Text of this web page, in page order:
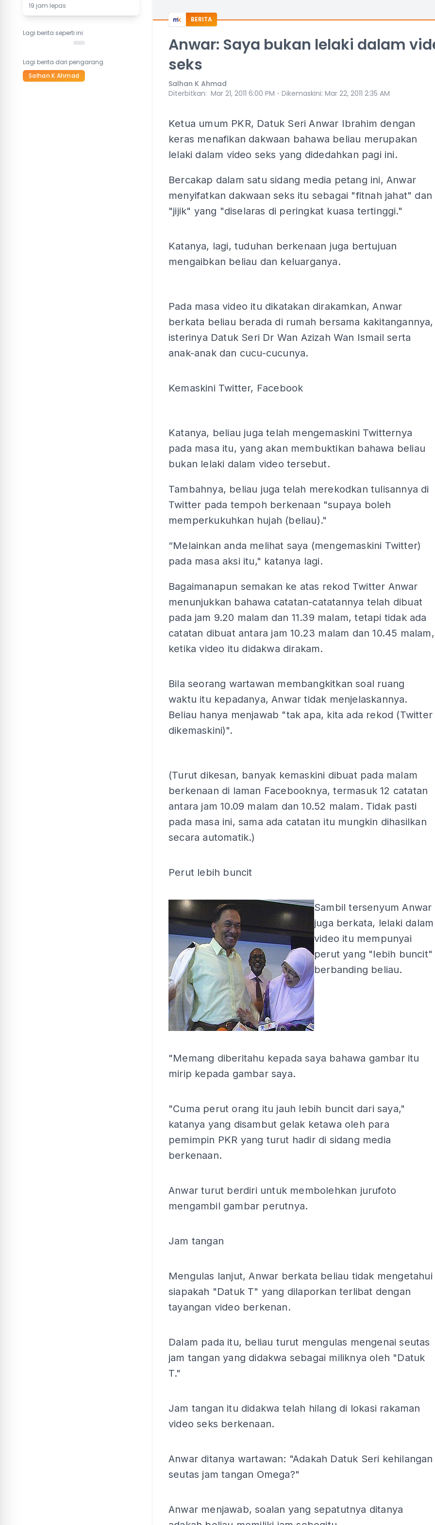
19 jam lepas
Lagi berita seperti ini
Lagi berita dari pengarang
Salhan K Ahmad
BERITA
Anwar: Saya bukan lelaki dalam
seks
Salhan K Ahmad
Diterbitkan: Mar 21, 2011 6:00 PM ⋅ Dikemaskini: Mar 22, 2011 2:35 AM
Ketua umum PKR, Datuk Seri Anwar Ibrahim dengan
keras menafikan dakwaan bahawa beliau merupakan
lelaki dalam video seks yang didedahkan pagi ini.
Bercakap dalam satu sidang media petang ini, Anwar
menyifatkan dakwaan seks itu sebagai "fitnah jahat" dan
"jijik" yang "diselaras di peringkat kuasa tertinggi."
Katanya, lagi, tuduhan berkenaan juga bertujuan
mengaibkan beliau dan keluarganya.
Pada masa video itu dikatakan dirakamkan, Anwar
berkata beliau berada di rumah bersama kakitangannya,
isterinya Datuk Seri Dr Wan Azizah Wan Ismail serta
anak-anak dan cucu-cucunya.
Kemaskini Twitter, Facebook
Katanya, beliau juga telah mengemaskini Twitternya
pada masa itu, yang akan membuktikan bahawa beliau
bukan lelaki dalam video tersebut.
Tambahnya, beliau juga telah merekodkan tulisannya di
Twitter pada tempoh berkenaan "supaya boleh
memperkukuhkan hujah (beliau)."
“Melainkan anda melihat saya (mengemaskini Twitter)
pada masa aksi itu," katanya lagi.
Bagaimanapun semakan ke atas rekod Twitter Anwar
menunjukkan bahawa catatan-catatannya telah dibuat
pada jam 9.20 malam dan 11.39 malam, tetapi tidak ada
catatan dibuat antara jam 10.23 malam dan 10.45 malam,
ketika video itu didakwa dirakam.
Bila seorang wartawan membangkitkan soal ruang
waktu itu kepadanya, Anwar tidak menjelaskannya.
Beliau hanya menjawab "tak apa, kita ada rekod (Twitter
dikemaskini)".
(Turut dikesan, banyak kemaskini dibuat pada malam
berkenaan di laman Facebooknya, termasuk 12 catatan
antara jam 10.09 malam dan 10.52 malam. Tidak pasti
pada masa ini, sama ada catatan itu mungkin dihasilkan
secara automatik.)
Perut lebih buncit
Sambil tersenyum Anwar
juga berkata, lelaki dalam
video itu mempunyai
perut yang "lebih buncit"
berbanding beliau.
"Memang diberitahu kepada saya bahawa gambar itu
mirip kepada gambar saya.
"Cuma perut orang itu jauh lebih buncit dari saya,"
katanya yang disambut gelak ketawa oleh para
pemimpin PKR yang turut hadir di sidang media
berkenaan.
Anwar turut berdiri untuk membolehkan jurufoto
mengambil gambar perutnya.
Jam tangan
Mengulas lanjut, Anwar berkata beliau tidak mengetahui
siapakah "Datuk T" yang dilaporkan terlibat dengan
tayangan video berkenan.
Dalam pada itu, beliau turut mengulas mengenai seutas
jam tangan yang didakwa sebagai miliknya oleh "Datuk
T."
Jam tangan itu didakwa telah hilang di lokasi rakaman
video seks berkenaan.
Anwar ditanya wartawan: "Adakah Datuk Seri kehilangan
seutas jam tangan Omega?"
Anwar menjawab, soalan yang sepatutnya ditanya